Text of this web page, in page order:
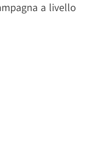
a livello